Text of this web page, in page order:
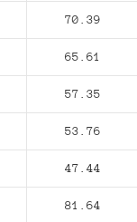
70.39
65.61
57.35
53.76
47.44
81.64